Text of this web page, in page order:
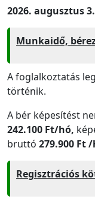
2026. augusztus
Munkaidő,
A foglalkoztatás
történik.
A bér képesítést
242.100 Ft/hó,
bruttó 279.900 Ft
Regisztrációs